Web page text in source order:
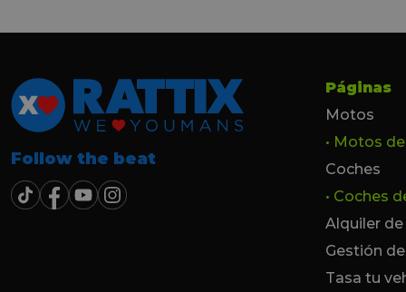
Follow the beat
Páginas
Motos
• Motos
Coches
• Coches
Alquiler
Gestión
Tasa tu